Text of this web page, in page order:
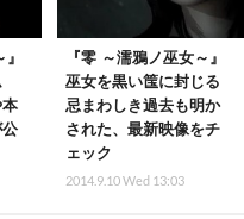
本
『零 ～濡鴉ノ巫女～』
巫女を黒い筺に封じる
忌まわしき過去も明か
された、最新映像をチ
ェック
2014.9.10 Wed 13:03